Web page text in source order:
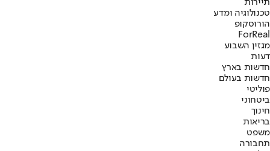
תיירות
טכנולוגיה ומדע
הורוסקופ
ForReal
מגזין השבוע
דעות
חדשות בארץ
חדשות בעולם
פוליטי
ביטחוני
חינוך
בריאות
משפט
תחבורה